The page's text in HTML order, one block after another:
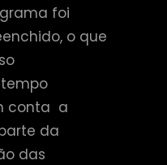
foi
o que
conta a
da
das